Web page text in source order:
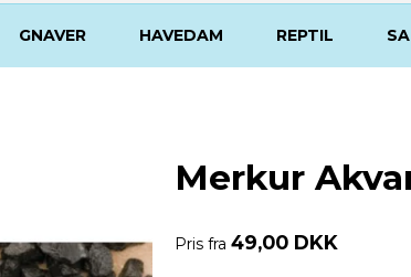
GNAVER HAVEDAM REPTIL
Merkur
Pris fra 49,00 DKK